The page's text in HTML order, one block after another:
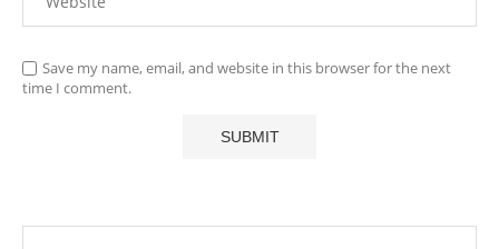
Save my name, email, and website in this browser for the next
time I comment.